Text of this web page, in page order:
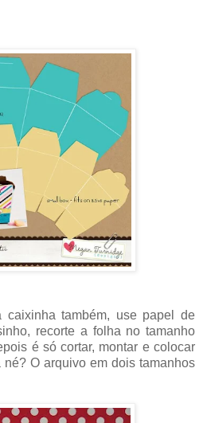
caixinha também, use papel de
recorte a folha no tamanho
é só cortar, montar e colocar
O arquivo em dois tamanhos